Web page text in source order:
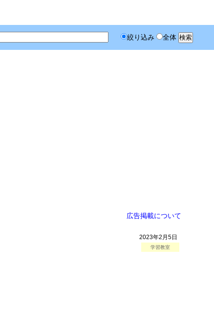
絞り込み 全体
広告掲載について
2023年2月5日
学習教室